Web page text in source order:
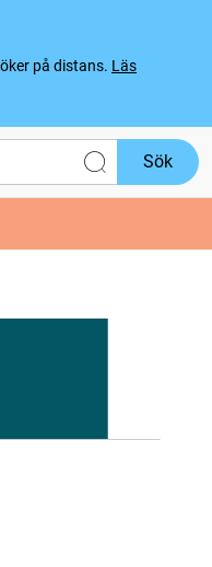
på distans. Läs
Sök